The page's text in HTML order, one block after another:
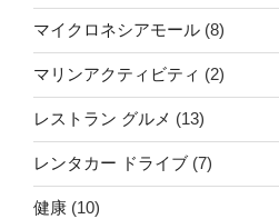
マイクロネシアモール (8)
マリンアクティビティ (2)
レストラン グルメ (13)
レンタカー ドライブ (7)
健康 (10)